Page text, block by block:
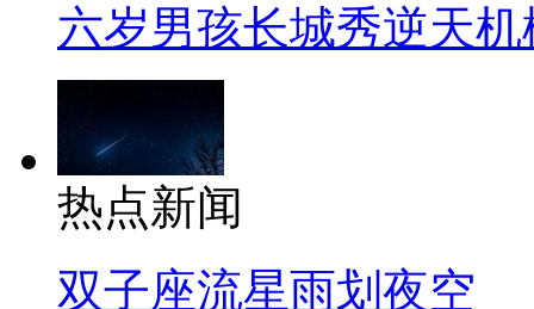
六岁男孩长城秀逆天机
热点新闻
双子座流星雨划夜空